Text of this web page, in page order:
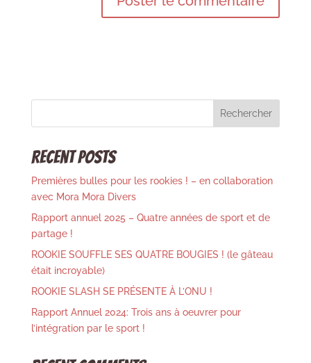
i
e
:
Rechercher
Recent Posts
Premières bulles pour les rookies ! – en collaboration
avec Mora Mora Divers
Rapport annuel 2025 – Quatre années de sport et de
partage !
ROOKIE SOUFFLE SES QUATRE BOUGIES ! (le gâteau
était incroyable)
ROOKIE SLASH SE PRÉSENTE À L’ONU !
Rapport Annuel 2024: Trois ans à oeuvrer pour
l’intégration par le sport !